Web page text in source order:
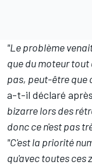
"Le problème
que du moteur tout
pas, peut-être que
a-t-il déclaré
bizarre lors des
donc ce n'est pas
"C'est la priorité
qu'avec toutes ces